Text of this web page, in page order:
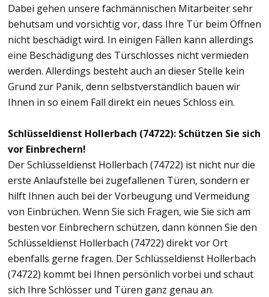
Dabei gehen unsere fachmännischen Mitarbeiter sehr
behutsam und vorsichtig vor, dass Ihre Tür beim Öffnen
nicht beschädigt wird. In einigen Fällen kann allerdings
eine Beschädigung des Türschlosses nicht vermieden
werden. Allerdings besteht auch an dieser Stelle kein
Grund zur Panik, denn selbstverständlich bauen wir
Ihnen in so einem Fall direkt ein neues Schloss ein.
Schlüsseldienst Hollerbach (74722): Schützen Sie sich
vor Einbrechern!
Der Schlüsseldienst Hollerbach (74722) ist nicht nur die
erste Anlaufstelle bei zugefallenen Türen, sondern er
hilft Ihnen auch bei der Vorbeugung und Vermeidung
von Einbrüchen. Wenn Sie sich Fragen, wie Sie sich am
besten vor Einbrechern schützen, dann können Sie den
Schlüsseldienst Hollerbach (74722) direkt vor Ort
ebenfalls gerne fragen. Der Schlüsseldienst Hollerbach
(74722) kommt bei Ihnen persönlich vorbei und schaut
sich Ihre Schlösser und Türen ganz genau an.